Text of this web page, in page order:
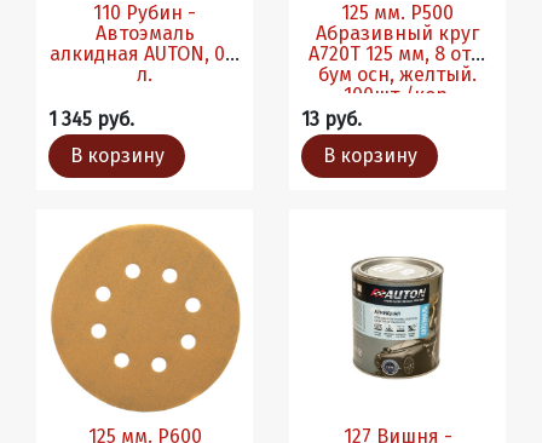
110 Рубин -
Автоэмаль
алкидная AUTON, 0.8
л.
1 345 руб.
В корзину
125 мм. Р500
Абразивный круг
A720T 125 мм, 8 отв,
бум осн, желтый.
100шт./кор.
13 руб.
В корзину
125 мм. Р600
127 Вишня -